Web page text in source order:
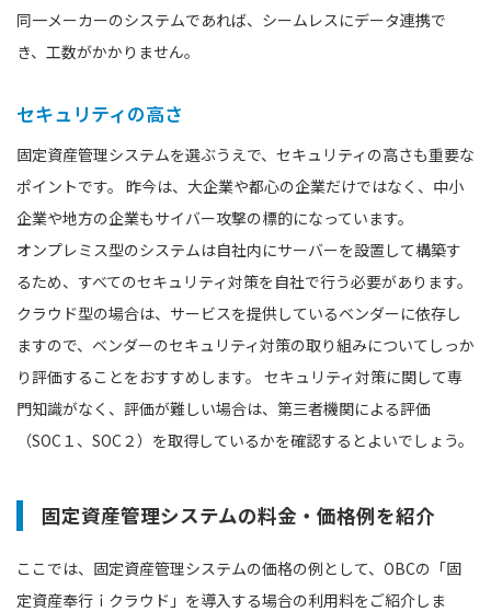
同一メーカーのシステムであれば、シームレスにデータ連携で
き、工数がかかりません。
セキュリティの高さ
固定資産管理システムを選ぶうえで、セキュリティの高さも重要な
ポイントです。 昨今は、大企業や都心の企業だけではなく、中小
企業や地方の企業もサイバー攻撃の標的になっています。
オンプレミス型のシステムは自社内にサーバーを設置して構築す
るため、すべてのセキュリティ対策を自社で行う必要があります。
クラウド型の場合は、サービスを提供しているベンダーに依存し
ますので、ベンダーのセキュリティ対策の取り組みについてしっか
り評価することをおすすめします。 セキュリティ対策に関して専
門知識がなく、評価が難しい場合は、第三者機関による評価
（SOC１、SOC２）を取得しているかを確認するとよいでしょう。
固定資産管理システムの料金・価格例を紹介
ここでは、固定資産管理システムの価格の例として、OBCの「固
定資産奉行ｉクラウド」を導入する場合の利用料をご紹介しま